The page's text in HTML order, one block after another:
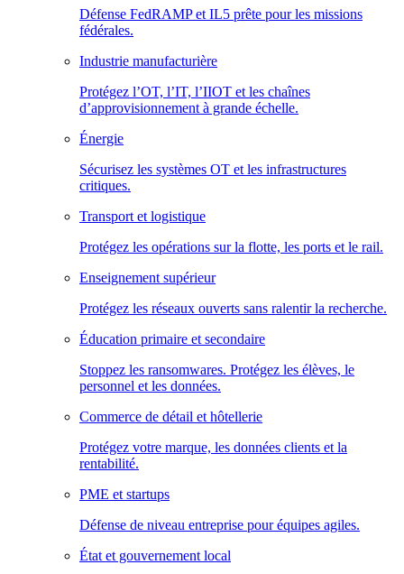
Défense FedRAMP et IL5 prête pour les missions
fédérales.
Industrie manufacturière
Protégez l’OT, l’IT, l’IIOT et les chaînes
d’approvisionnement à grande échelle.
Énergie
Sécurisez les systèmes OT et les infrastructures
critiques.
Transport et logistique
Protégez les opérations sur la flotte, les ports et le rail.
Enseignement supérieur
Protégez les réseaux ouverts sans ralentir la recherche.
Éducation primaire et secondaire
Stoppez les ransomwares. Protégez les élèves, le
personnel et les données.
Commerce de détail et hôtellerie
Protégez votre marque, les données clients et la
rentabilité.
PME et startups
Défense de niveau entreprise pour équipes agiles.
État et gouvernement local